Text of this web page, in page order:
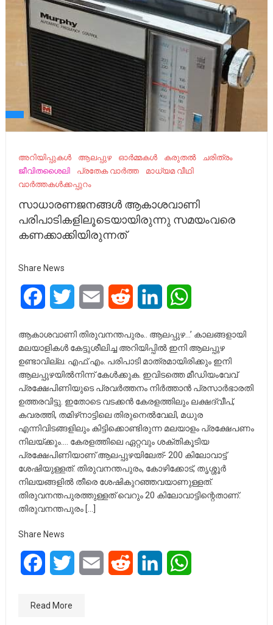
അറിയിപ്പുകൾ ആലപ്പുഴ ഓർമ്മകൾ കരുതൽ
ചരിത്രം
ജീവിതശൈലി
പ്രതേക വാർത്ത
മാധ്യമ വീഥി
വാർത്തകൾക്കപ്പുറം
സാധാരണജനങ്ങൾ ആകാശവാണി
പരിപാടികളിലൂടെയായിരുന്നു സമയംവരെ
കണക്കാക്കിയിരുന്നത്
Share News
FacebookTwitter Email Reddit LinkedIn
ആകാശവാണി തിരുവനന്തപുരം.. ആലപ്പുഴ…’ കാലങ്ങളായി
മലയാളികൾ കേട്ടുശീലിച്ച അറിയിപ്പിൽ ഇനി ആലപ്പുഴ
ഉണ്ടാവില്ല. എഫ്.എം. പരിപാടി മാത്രമായിരിക്കും ഇനി
ആലപ്പുഴയിൽനിന്ന്‌ കേൾക്കുക. ഇവിടത്തെ മീഡിയംവേവ്
പ്രക്ഷേപിണിയുടെ പ്രവർത്തനം നിർത്താൻ പ്രസാർഭാരതി
ഉത്തരവിട്ടു. ഇതോടെ വടക്കൻ കേരളത്തിലും ലക്ഷദ്വീപ്,
കവരത്തി, തമിഴ്‌നാട്ടിലെ തിരുനെൽവേലി, മധുര
എന്നിവിടങ്ങളിലും കിട്ടിക്കൊണ്ടിരുന്ന മലയാളം പ്രക്ഷേപണം
നിലയ്ക്കും.… കേരളത്തിലെ ഏറ്റവും ശക്തികൂടിയ
പ്രക്ഷേപിണിയാണ് ആലപ്പുഴയിലേത്- 200 കിലോവാട്ട്
ശേഷിയുള്ളത്. തിരുവനന്തപുരം, കോഴിക്കോട്, തൃശ്ശൂർ
നിലയങ്ങളിൽ തീരെ ശേഷികുറഞ്ഞവയാണുള്ളത്.
തിരുവനന്തപുരത്തുള്ളത് വെറും 20 കിലോവാട്ടിന്റെതാണ്‌.
തിരുവനന്തപുരം […]
Share News
FacebookTwitter Email Reddit LinkedIn
Read More